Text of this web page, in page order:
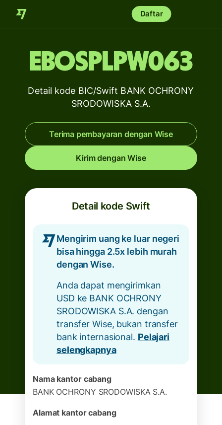
Daftar
EBOSPLPW063
Detail kode BIC/Swift BANK OCHRONY
SRODOWISKA S.A.
Terima pembayaran dengan Wise
Kirim dengan Wise
Detail kode Swift
Mengirim uang ke luar negeri
bisa hingga 2.5x lebih murah
dengan Wise.
Anda dapat mengirimkan
USD ke BANK OCHRONY
SRODOWISKA S.A. dengan
transfer Wise, bukan transfer
bank internasional. Pelajari
selengkapnya
Nama kantor cabang
BANK OCHRONY SRODOWISKA S.A.
Alamat kantor cabang